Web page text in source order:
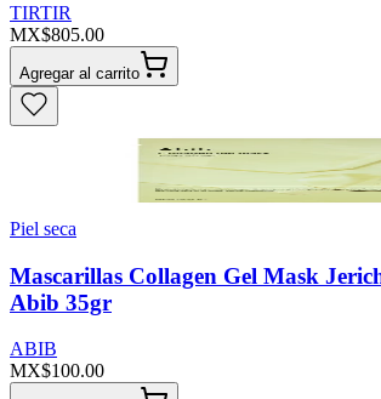
TIRTIR
MX$805.00
Agregar al carrito
Piel seca
Mascarillas Collagen Gel Mask
Abib 35gr
ABIB
MX$100.00